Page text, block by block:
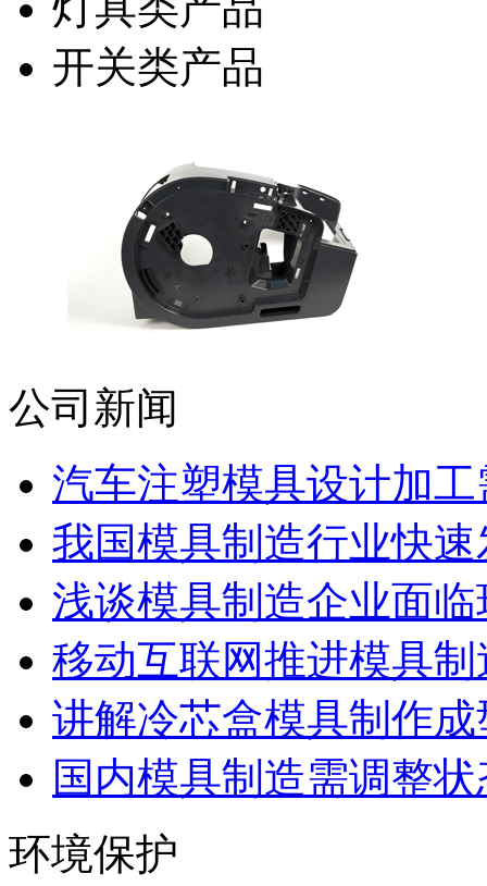
开关类产品
公司新闻
汽车注塑模具设计加
我国模具制造行业快
浅谈模具制造企业面
移动互联网推进模具
讲解冷芯盒模具制作
国内模具制造需调整
环境保护